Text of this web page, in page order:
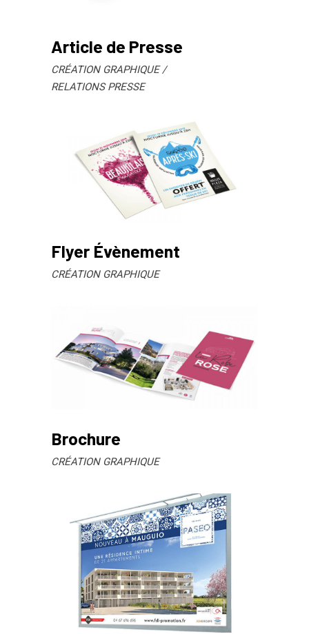
Article de Presse
CRÉATION GRAPHIQUE
RELATIONS PRESSE
Flyer Évènement
CRÉATION GRAPHIQUE
Brochure
CRÉATION GRAPHIQUE